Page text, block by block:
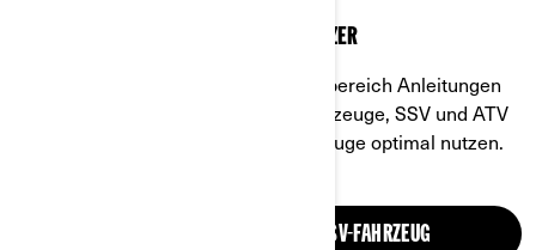
ONLINE-RESSOURCE FÜR CAN‑AM BESITZER
Erhalten Sie in unserem Eigentümerbereich Anleitungen
und Wartungstipps für 3-rädrige Fahrzeuge, SSV und ATV
und erfahren Sie, wie Sie Ihre Fahrzeuge optimal nutzen.
ICH BESITZE EIN ATV- ODER SSV-FAHRZEUG